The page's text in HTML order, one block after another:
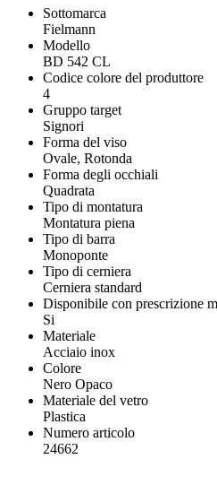
Sottomarca
Fielmann
Modello
BD 542 CL
Codice colore del produttore
4
Gruppo target
Signori
Forma del viso
Ovale, Rotonda
Forma degli occhiali
Quadrata
Tipo di montatura
Montatura piena
Tipo di barra
Monoponte
Tipo di cerniera
Cerniera standard
Disponibile con prescrizione
Si
Materiale
Acciaio inox
Colore
Nero Opaco
Materiale del vetro
Plastica
Numero articolo
24662